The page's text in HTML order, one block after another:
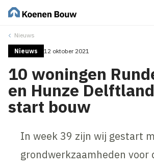
Nieuws
Nieuws 12 oktober 2021
10 woningen
en Hunze
start bouw
In week 39 zijn wij gestart
grondwerkzaamheden voor